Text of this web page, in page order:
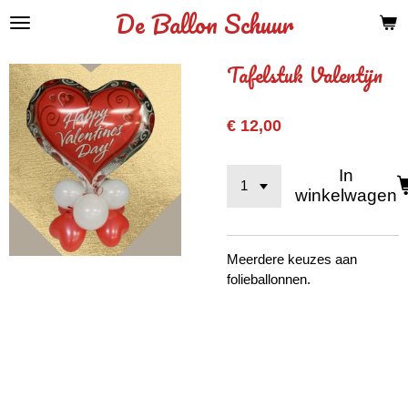
Ga
de
hoofdinhoud
De Ballon Schuur
Tafelstuk Valentijn
€ 12,00
In
winkelwagen
Meerdere keuzes aan
folieballonnen.